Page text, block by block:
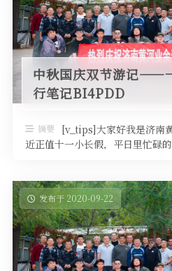
中秋国庆双节游记——
行笔记BI4PDD
摘要
[v_tips]大家好我是济南
近正值十一小长假，平日里忙碌
发布于 2020-09-22